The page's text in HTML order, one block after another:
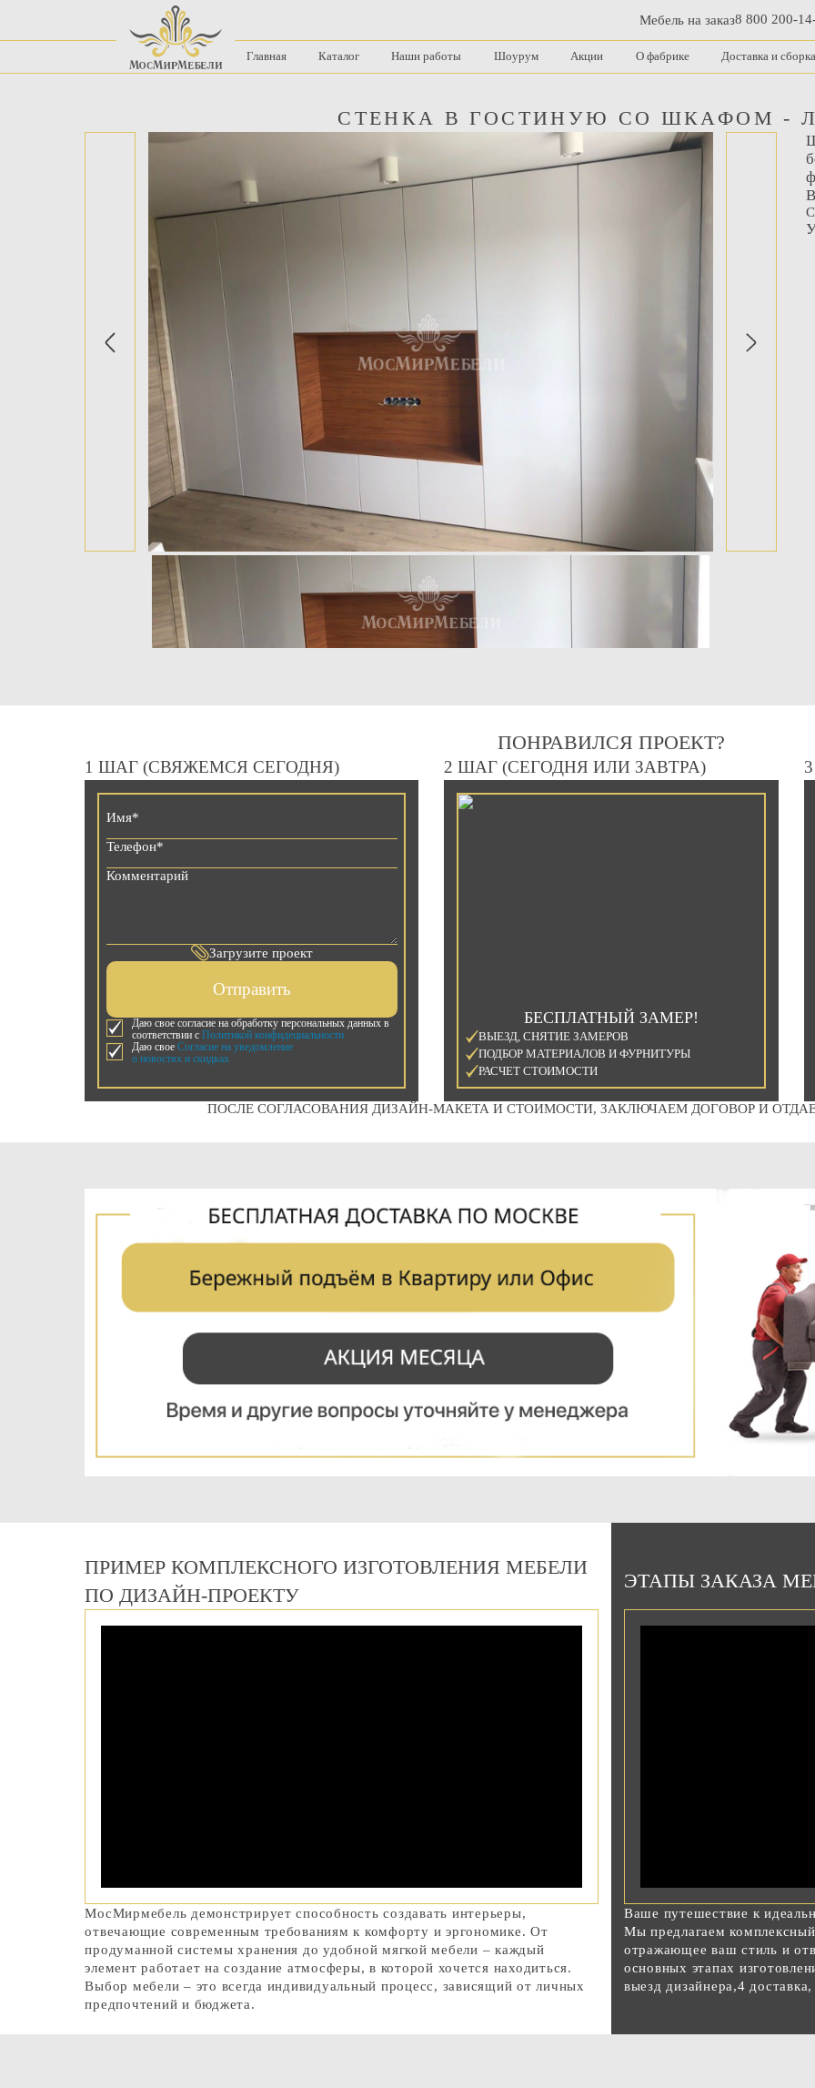
Мебель на заказ8 800 200-
Главная Каталог Наши работы Шоурум Акции О фабрике Доставка и сборка
СТЕНКА В ГОСТИНУЮ СО ШКАФОМ -
ПОНРАВИЛСЯ ПРОЕКТ?
1 ШАГ (СВЯЖЕМСЯ СЕГОДНЯ)
Загрузите проект
Отправить
Даю свое согласие на обработку персональных данных в
соответствии с Политикой конфидециальности
Даю свое Согласие на уведомление
о новостях и скидках
2 ШАГ (СЕГОДНЯ ИЛИ ЗАВТРА)
БЕСПЛАТНЫЙ ЗАМЕР!
ВЫЕЗД, СНЯТИЕ ЗАМЕРОВ
ПОДБОР МАТЕРИАЛОВ И ФУРНИТУРЫ
РАСЧЕТ СТОИМОСТИ
ПОСЛЕ СОГЛАСОВАНИЯ ДИЗАЙН-МАКЕТА И СТОИМОСТИ, ЗАКЛЮЧАЕМ ДОГОВОР И
на 15000 руб.
Можно использовать:
При оплате изготовления мебели
ПРИМЕР КОМПЛЕКСНОГО ИЗГОТОВЛЕНИЯ МЕБЕЛИ
ПО ДИЗАЙН-ПРОЕКТУ
МосМирмебель демонстрирует способность создавать интерьеры,
отвечающие современным требованиям к комфорту и эргономике. От
продуманной системы хранения до удобной мягкой мебели – каждый
элемент работает на создание атмосферы, в которой хочется находиться.
Выбор мебели – это всегда индивидуальный процесс, зависящий от личных
предпочтений и бюджета.
ЭТАПЫ ЗАКАЗА
Ваше путешествие к
Мы предлагаем
отражающее ваш стиль и
основных этапах
выезд дизайнера,4